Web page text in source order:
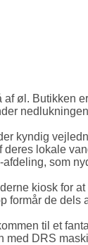
øl. Butikken
kyndig
deres lokale
som
kiosk for
formår de dels
til et
med DRS